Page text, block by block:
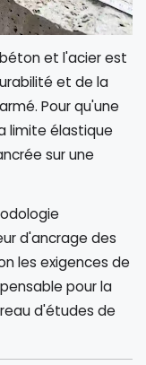
et l'acier est
et de la
Pour qu'une
limite élastique
sur une
d'ancrage des
les exigences de
pour la
d'études de